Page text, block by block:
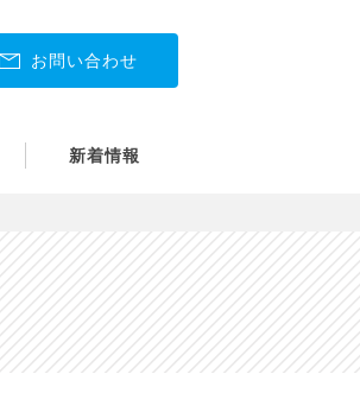
お問い合わせ
新着情報